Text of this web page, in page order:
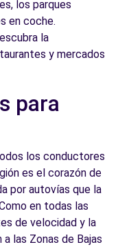
los parques
en coche.
la
y mercados
para
los conductores
es el corazón de
por autovías que la
en todas las
de velocidad y la
las Zonas de Bajas